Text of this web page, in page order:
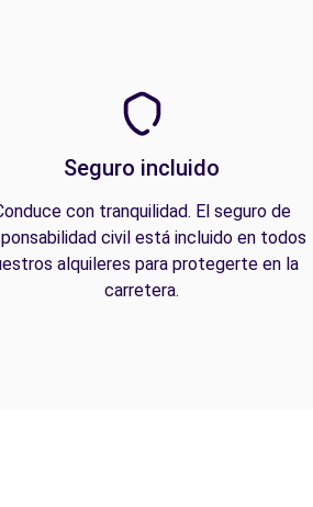
Seguro incluido
con tranquilidad. El seguro de
civil está incluido en todos
alquileres para protegerte en la
carretera.